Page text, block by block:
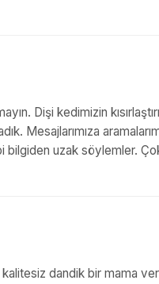
Dişi kedimizin
Mesajlarımıza
bilgiden uzak söylemler.
dandik bir mama